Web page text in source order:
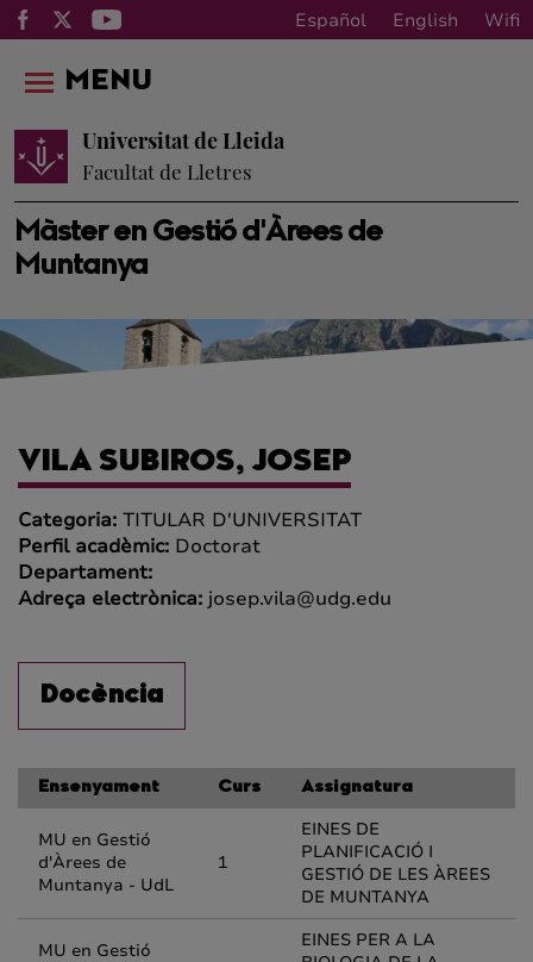
Español English Wifi
Màster en Gestió d'Àrees de
Muntanya
Universitat de Lleida
Facultat de Lletres
MENU
VILA SUBIROS, JOSEP
Categoria: TITULAR D'UNIVERSITAT
Perfil acadèmic: Doctorat
Departament:
Adreça electrònica: josep.vila@udg.edu
Docència
Ensenyament Curs Assignatura
MU en Gestió
d'Àrees de
Muntanya - UdL
1
EINES DE
PLANIFICACIÓ I
GESTIÓ DE LES ÀREES
DE MUNTANYA
MU en Gestió
EINES PER A LA